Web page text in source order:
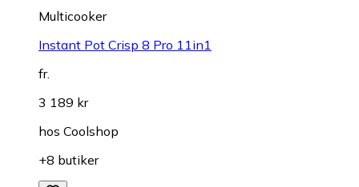
Multicooker
Instant Pot Crisp 8 Pro 11in1
fr.
3 189 kr
hos Coolshop
+8 butiker